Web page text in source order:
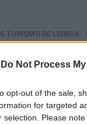
Do Not Process
opt-out of the sale,
for targeted
selection. Please
TURISMO DE LISBOA
PRÓXIMO
Grupo
8